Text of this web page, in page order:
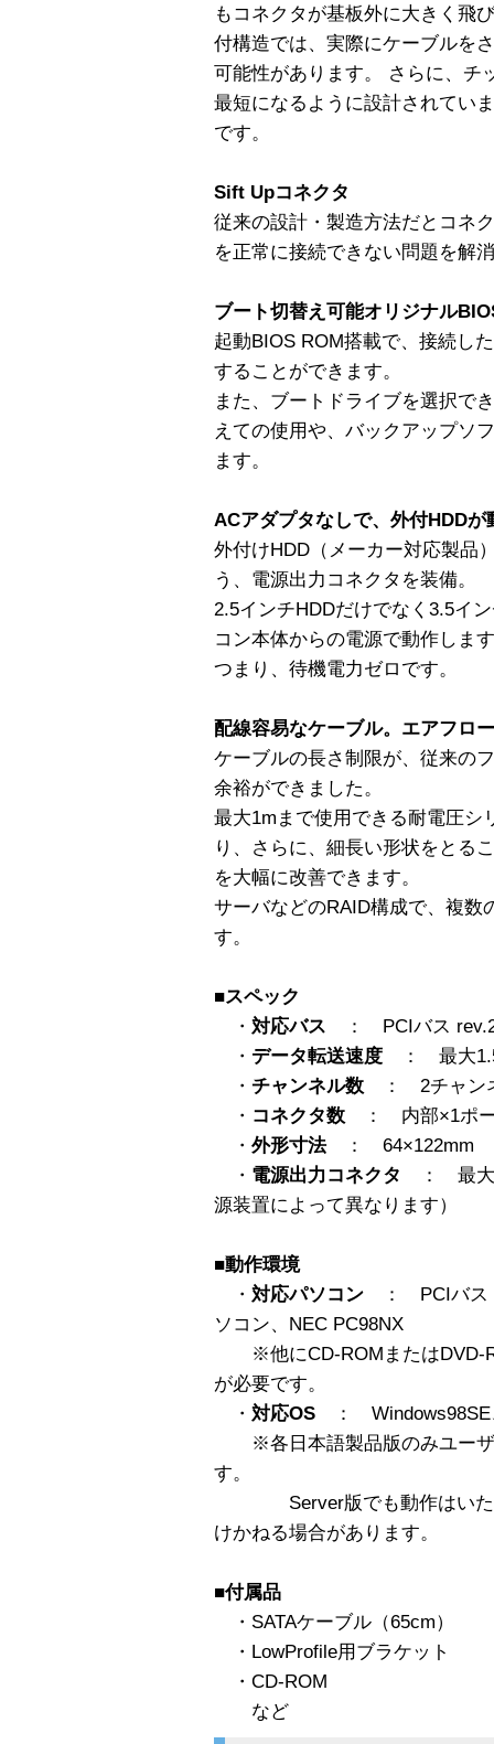
もコネクタが基板外に大きく飛
付構造では、実際にケーブルを
可能性があります。 さらに、チ
最短になるように設計されてい
です。
Sift Upコネクタ
従来の設計・製造方法だとコネ
を正常に接続できない問題を解
ブート切替え可能オリジナル
起動BIOS ROM搭載で、接続し
することができます。
また、ブートドライブを選択で
えての使用や、バックアップソ
ます。
ACアダプタなしで、外付HDDが
外付けHDD（メーカー対応製品
う、電源出力コネクタを装備。
2.5インチHDDだけでなく3.5イ
コン本体からの電源で動作しま
つまり、待機電力ゼロです。
配線容易なケーブル。エアフロ
ケーブルの長さ制限が、従来の
余裕ができました。
最大1mまで使用できる耐電圧シ
り、さらに、細長い形状をとる
を大幅に改善できます。
サーバなどのRAID構成で、複数
す。
■スペック
・ 対応バス ： PCIバス
・ データ転送速度 ： 最大
・ チャンネル数 ： 2チャン
・ コネクタ数 ： 内部×1ポー
・ 外形寸法： 64×122mm
・ 電源出力コネクタ
： 最大
源装置によって異なります）
■動作環境
・ 対応パソコン ： PCIバス
ソコン、NEC PC98NX
※他にCD-ROMまたはDVD-
が必要です。
・ 対応OS ： Windows98SE
※各日本語製品版のみユーザ
す。
Server版でも動作はいたし
けかねる場合があります。
■付属品
・SATAケーブル（65cm）
・LowProfile用ブラケット
・CD-ROM
など